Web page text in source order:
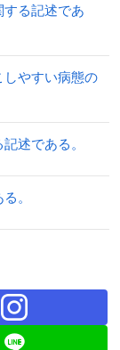
する記述であ
しやすい病態の
述である。
。